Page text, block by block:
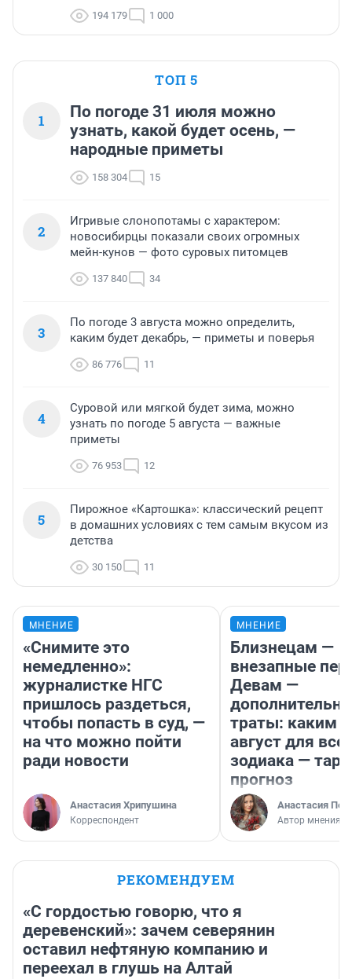
194 179 1 000
ТОП 5
1
По погоде 31 июля можно
узнать, какой будет осень, —
народные приметы
158 304 15
2
Игривые слонопотамы с характером:
новосибирцы показали своих огромных
мейн-кунов — фото суровых питомцев
137 840 34
3
По погоде 3 августа можно определить,
каким будет декабрь, — приметы и поверья
86 776 11
4
Суровой или мягкой будет зима, можно
узнать по погоде 5 августа — важные
приметы
76 953 12
5
Пирожное «Картошка»: классический рецепт
в домашних условиях с тем самым вкусом из
детства
30 150 11
МНЕНИЕ
«Снимите это
немедленно»:
журналистке НГС
пришлось раздеться,
чтобы попасть в суд, —
на что можно пойти
ради новости
Анастасия Хрипушина
Корреспондент
МНЕНИЕ
Близнецам —
внезапные
Девам —
траты: каким
август для
зодиака —
прогноз
Анастасия
Автор мнения
РЕКОМЕНДУЕМ
«С гордостью говорю, что я
деревенский»: зачем северянин
оставил нефтяную компанию и
переехал в глушь на Алтай